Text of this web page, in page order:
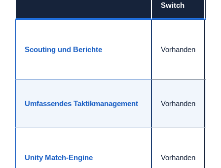
Switch
Scouting und Berichte Vorhanden
Umfassendes Taktikmanagement Vorhanden
Unity Match-Engine Vorhanden